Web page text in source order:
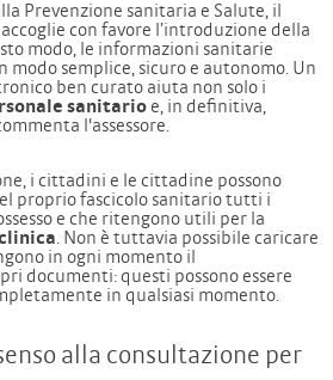
Prevenzione sanitaria e Salute, il
accoglie con favore l’introduzione della
modo, le informazioni sanitarie
modo semplice, sicuro e autonomo. Un
ben curato aiuta non solo i
sanitarioe, in definitiva,
l'assessore.
i cittadini e le cittadine possono
proprio fascicolo sanitario tutti i
e che ritengono utili per la
. Non è tuttavia possibile caricare
in ogni momento il
documenti: questi possono essere
in qualsiasi momento.
alla consultazione per